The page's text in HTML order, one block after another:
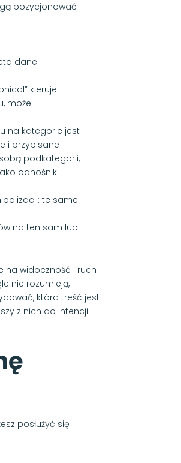
pozycjonować
dane
kieruje
może
na kategorie jest
i przypisane
podkategorii;
odnośniki
te same
na ten sam lub
na widoczność i ruch
nie rozumieją,
która treść jest
z nich do intencji
posłużyć się